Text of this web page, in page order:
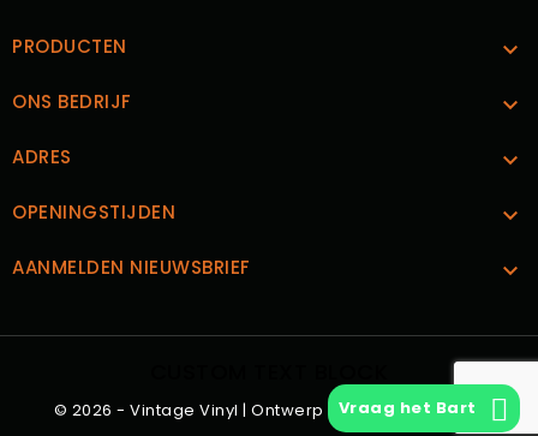
PRODUCTEN 
ONS BEDRIJF 
ADRES 
OPENINGSTIJDEN 
AANMELDEN NIEUWSBRIEF 
© 2026 - Vintage Vinyl | Ontwerp en RealisatieBoks.
Vraag het Bart